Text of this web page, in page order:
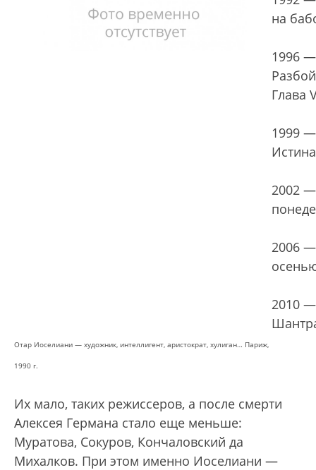
на
1996 —
Глава
1999 —
2002
2006
2010 —
Отар Иоселиани — художник, интеллигент, аристократ, хулиган… Париж,
1990 г.
Их мало, таких режиссеров, а после смерти
Алексея Германа стало еще меньше:
Муратова, Сокуров, Кончаловский да
Михалков. При этом именно Иоселиани —